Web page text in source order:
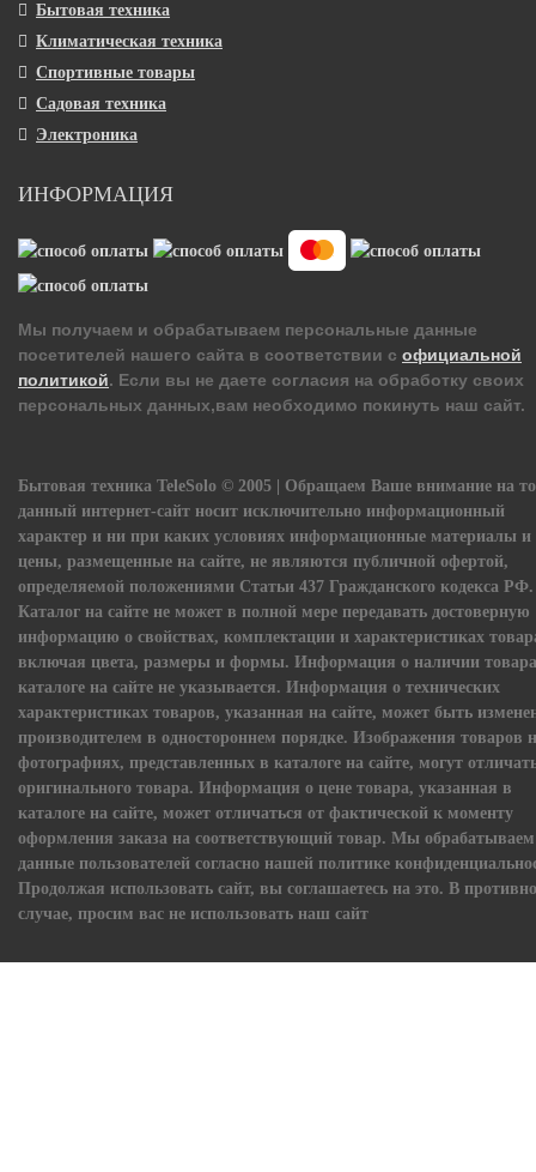
Бытовая техника
Климатическая техника
Спортивные товары
Садовая техника
Электроника
ИНФОРМАЦИЯ
Мы получаем и обрабатываем персональные данные
посетителей нашего сайта в соответствии с официальной
политикой. Если вы не даете согласия на обработку своих
персональных данных,вам необходимо покинуть наш сайт.
Бытовая техника TeleSolo © 2005 | Обращаем Ваше внимание на
данный интернет-сайт носит исключительно информационный
характер и ни при каких условиях информационные материалы и
цены, размещенные на сайте, не являются публичной офертой,
определяемой положениями Статьи 437 Гражданского кодекса РФ.
Каталог на сайте не может в полной мере передавать достоверную
информацию о свойствах, комплектации и характеристиках
включая цвета, размеры и формы. Информация о наличии
каталоге на сайте не указывается. Информация о технических
характеристиках товаров, указанная на сайте, может быть
производителем в одностороннем порядке. Изображения товаров
фотографиях, представленных в каталоге на сайте, могут
оригинального товара. Информация о цене товара, указанная в
каталоге на сайте, может отличаться от фактической к моменту
оформления заказа на соответствующий товар. Мы обрабатываем
данные пользователей согласно нашей политике
Продолжая использовать сайт, вы соглашаетесь на это. В
случае, просим вас не использовать наш сайт